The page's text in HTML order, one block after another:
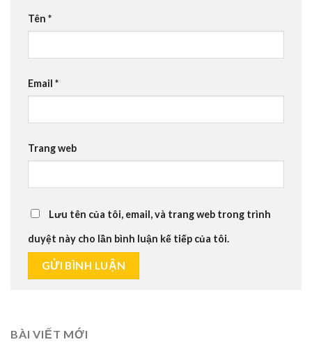
Tên *
Email *
Trang web
Lưu tên của tôi, email, và trang web trong trình
duyệt này cho lần bình luận kế tiếp của tôi.
BÀI VIẾT MỚI